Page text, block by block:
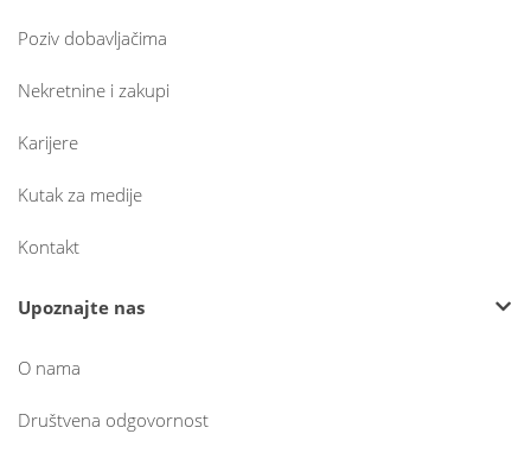
Poziv dobavljačima
Nekretnine i zakupi
Karijere
Kutak za medije
Kontakt
Upoznajte nas
O nama
Društvena odgovornost